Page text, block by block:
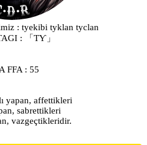
: tyekibi tyklan tyclan
: 「ƬƳ」
FFA : 55
yapan, affettikleri
sabrettikleri
vazgeçtikleridir.